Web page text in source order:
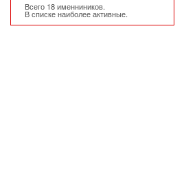
Всего 18 именниников.
В списке наиболее активные.